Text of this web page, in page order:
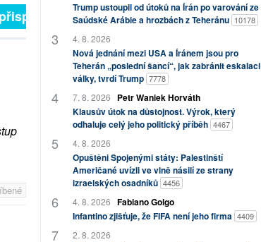
➥
Trump ustoupil od útoků na Írán po varování ze
Saúdské Arábie a hrozbách z Teheránu 10178
4. 8. 2026
Nová jednání mezi USA a Íránem jsou pro
Teherán „poslední šancí“, jak zabránit eskalaci
války, tvrdí Trump 7778
7. 8. 2026
Petr Waniek Horváth
Klausův útok na důstojnost. Výrok, který
odhaluje celý jeho politický příběh 4467
4. 8. 2026
Opuštěni Spojenými státy: Palestinští
Američané uvízli ve vlně násilí ze strany
izraelských osadníků 4456
4. 8. 2026 Fabiano Golgo
Infantino zjišťuje, že FIFA není jeho firma 4409
2. 8. 2026